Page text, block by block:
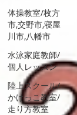
体操教室/枚方
市,交野市,寝屋
川市,八幡市
水泳家庭教師/
個人レッスン
陸上スクール/
かけっこ教室/
走り方教室